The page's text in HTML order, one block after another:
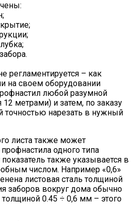
регламентируется – как
на своем оборудовании
любой разумной
метрами) и затем, по заказу
точностью нарезать в нужный
листа также может
одного типа
также указывается в
числом. Например «0,6»
листовая сталь толщиной
заборов вокруг дома обычно
0.45 ÷ 0,6 мм – этого